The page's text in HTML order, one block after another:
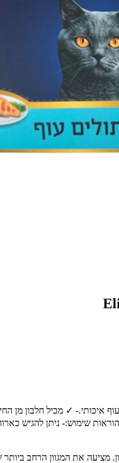
שימוש:- ניתן להגיש
חיות מחמד מובילה בחיפה והצפון, עם